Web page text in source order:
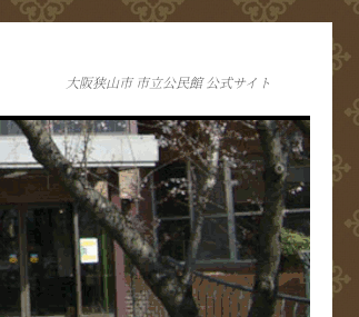
大阪狭山市 市立公民館 公式サイト